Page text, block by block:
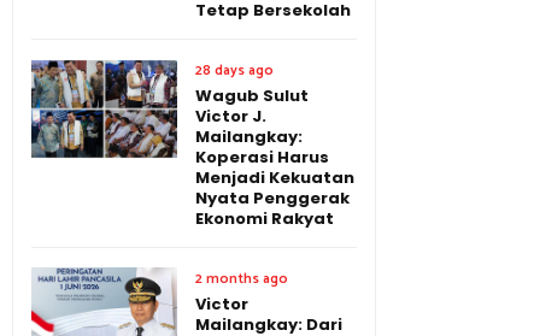
Tetap Bersekolah
28 days ago
Wagub Sulut
Victor J.
Mailangkay:
Koperasi Harus
Menjadi Kekuatan
Nyata Penggerak
Ekonomi Rakyat
2 months ago
Victor
Mailangkay: Dari